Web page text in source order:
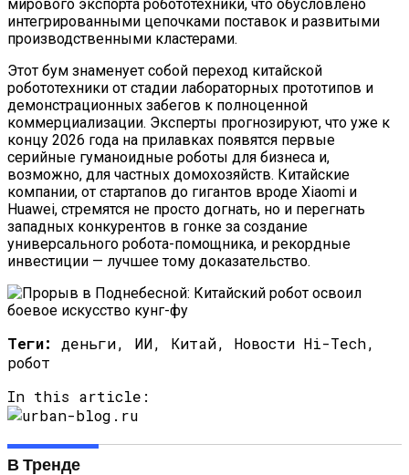
мирового экспорта робототехники, что обусловлено
интегрированными цепочками поставок и развитыми
производственными кластерами.
Этот бум знаменует собой переход китайской
робототехники от стадии лабораторных прототипов и
демонстрационных забегов к полноценной
коммерциализации. Эксперты прогнозируют, что уже к
концу 2026 года на прилавках появятся первые
серийные гуманоидные роботы для бизнеса и,
возможно, для частных домохозяйств. Китайские
компании, от стартапов до гигантов вроде Xiaomi и
Huawei, стремятся не просто догнать, но и перегнать
западных конкурентов в гонке за создание
универсального робота-помощника, и рекордные
инвестиции — лучшее тому доказательство.
Теги:
деньги, ИИ, Китай, Новости Hi-Tech,
робот
In this article:
В Тренде